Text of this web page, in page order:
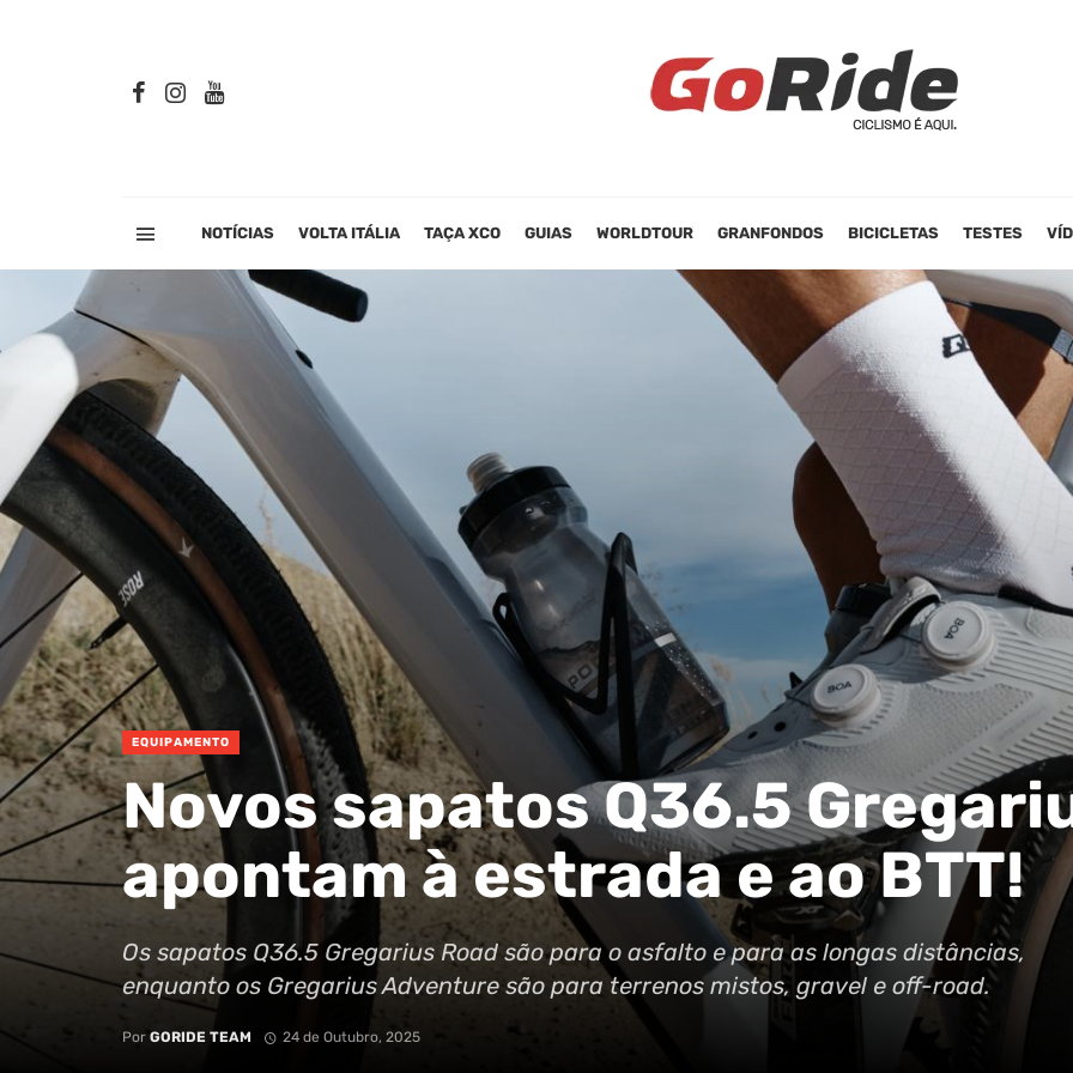
NOTÍCIAS VOLTA ITÁLIA TAÇA XCO GUIAS WORLDTOUR GRANFONDOS BICICLETAS TESTES
EQUIPAMENTO
Novos sapatos Q36.5
apontam à estrada e ao BTT!
Os sapatos Q36.5 Gregarius Road são para o asfalto e para as longas distâncias,
enquanto os Gregarius Adventure são para terrenos mistos, gravel e off-road.
Por GORIDE TEAM 24 de Outubro, 2025